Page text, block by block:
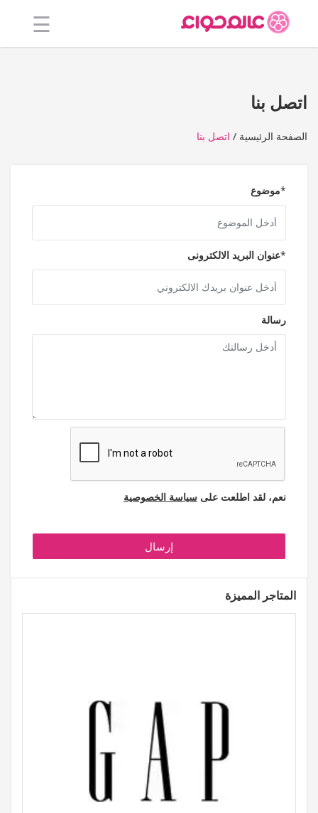
أفضل 20
المتاجر
المدونة
☰
اتصل بنا
الصفحة الرئيسية اتصل بنا
موضوع*
عنوان البريد الالكترونى*
رسالة
نعم، لقد اطلعت على سياسة الخصوصية
إرسال
المتاجر المميزة